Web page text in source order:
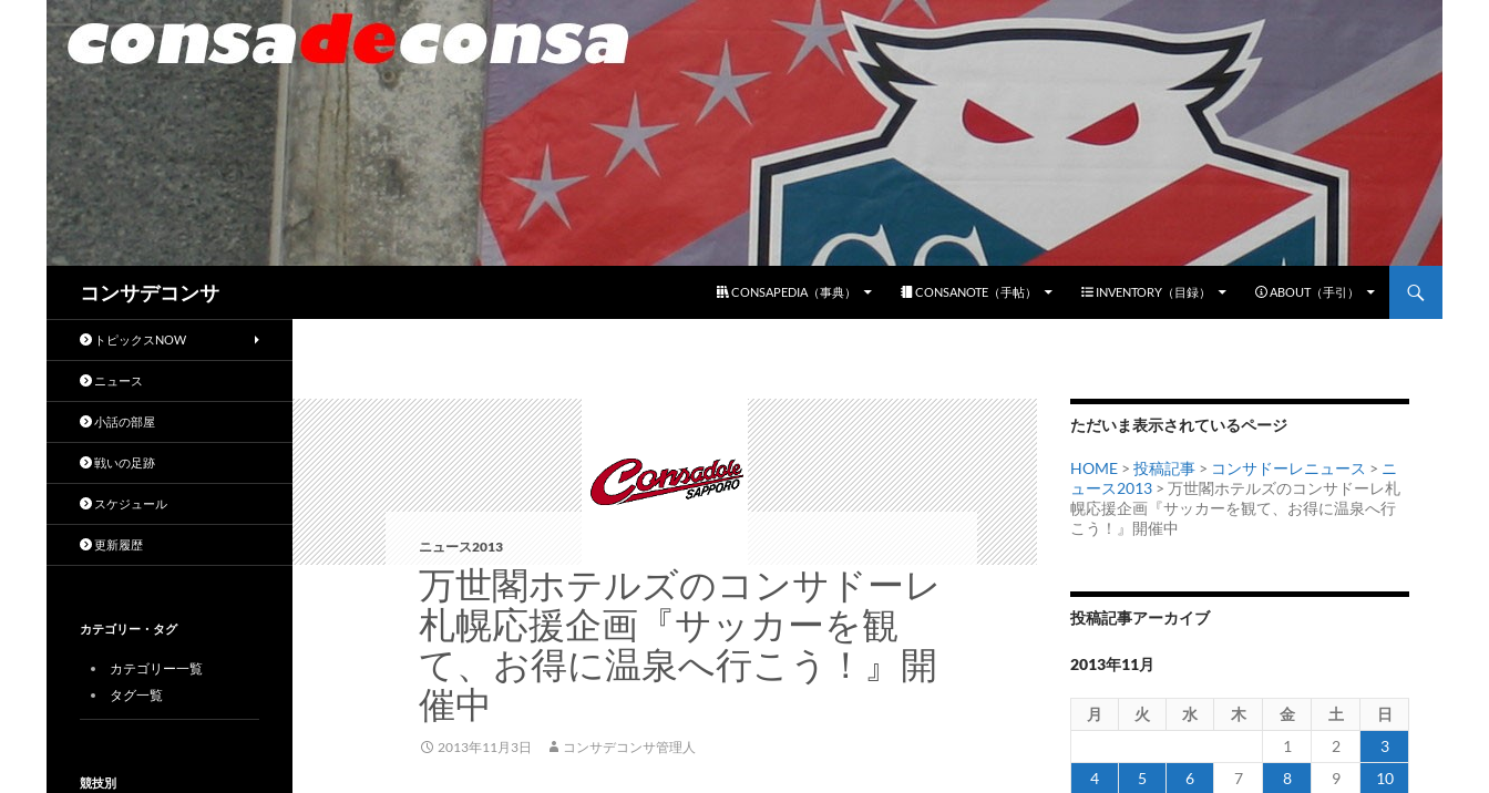
コンサデコンサ
CONSAPEDIA（事典）
CONSANOTE（手帖） INVENTORY（目録） ABOUT（手引）
ニュース2013
万世閣ホテルズのコンサドーレ
札幌応援企画『サッカーを観
て、お得に温泉へ行こう！』開
催中
2013年11月3日 コンサデコンサ管理人
ただいま表示されているページ
HOME > 投稿記事 > コンサドーレニュース > ニ
ュース2013 > 万世閣ホテルズのコンサドーレ札
幌応援企画『サッカーを観て、お得に温泉へ行
こう！』開催中
投稿記事アーカイブ
2013年11月
月 火 水 木 金 土
日
1
2
3
4
5 6 7 8 9
10
トピックスNOW
ニュース
小話の部屋
戦いの足跡
スケジュール
更新履歴
カテゴリー・タグ
カテゴリー一覧
タグ一覧
競技別